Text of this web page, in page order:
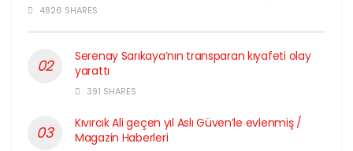
4826 SHARES
Serenay Sarıkaya’nın transparan kıyafeti olay
yarattı
391 SHARES
Kıvırcık Ali geçen yıl Aslı Güven’le evlenmiş /
Magazin Haberleri